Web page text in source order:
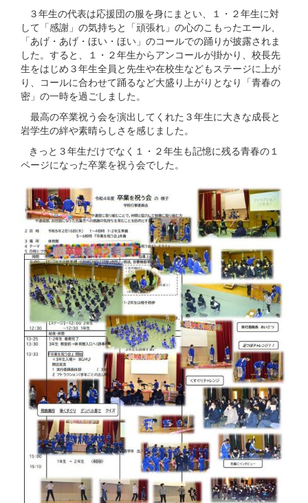
３年生の代表は応援団の服を身にまとい、１・２年生に対
して「感謝」の気持ちと「頑張れ」の心のこもったエール、
「あげ・あげ・ほい・ほい」のコールでの踊りが披露されま
した。すると、１・２年生からアンコールが掛かり、校長先
生をはじめ３年生全員と先生や在校生などもステージに上が
り、コールに合わせて踊るなど大盛り上がりとなり「青春の
密」の一時を過ごしました。
最高の卒業祝う会を演出してくれた３年生に大きな成長と
岩学生の絆や素晴らしさを感じました。
きっと３年生だけでなく１・２年生も記憶に残る青春の１
ページになった卒業を祝う会でした。